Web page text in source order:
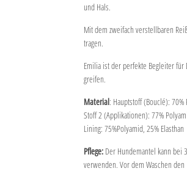
und Hals.
Mit dem zweifach verstellbaren
tragen.
Emilia ist der perfekte Begleiter für
greifen.
Material: Hauptstoff (Bouclé):
Stoff 2 (Applikationen): 77%
Lining: 75%Polyamid, 25% Elasthan
Pflege: Der Hundemantel kann bei
verwenden. Vor dem Waschen